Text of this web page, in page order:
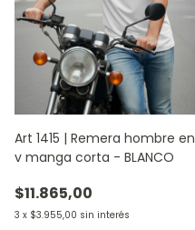
Art 1415 | Remera hombre en
v manga corta - BLANCO
$11.865,00
3 x $3.955,00 sin interés